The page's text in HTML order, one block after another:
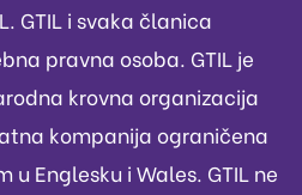
GTIL i svaka članica
pravna osoba. GTIL je
krovna organizacija
kompanija ograničena
Englesku i Wales. GTIL ne